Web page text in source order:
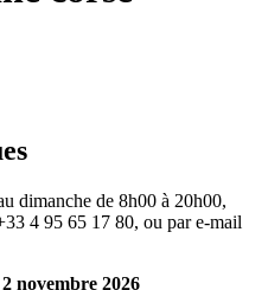
dimanche de 8h00 à 20h00,
4 95 65 17 80, ou par e-mail
novembre 2026